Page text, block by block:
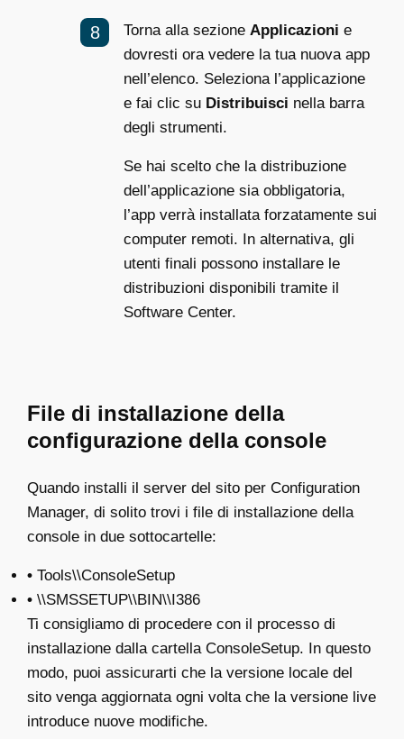
Torna alla sezione Applicazioni e
dovresti ora vedere la tua nuova app
nell’elenco. Seleziona l’applicazione
e fai clic su Distribuisci nella barra
degli strumenti.
Se hai scelto che la distribuzione
dell’applicazione sia obbligatoria,
l’app verrà installata forzatamente sui
computer remoti. In alternativa, gli
utenti finali possono installare le
distribuzioni disponibili tramite il
Software Center.
File di installazione della
configurazione della console
Quando installi il server del sito per Configuration
Manager, di solito trovi i file di installazione della
console in due sottocartelle:
• Tools\\ConsoleSetup
• \\SMSSETUP\\BIN\\I386
Ti consigliamo di procedere con il processo di
installazione dalla cartella ConsoleSetup. In questo
modo, puoi assicurarti che la versione locale del
sito venga aggiornata ogni volta che la versione live
introduce nuove modifiche.